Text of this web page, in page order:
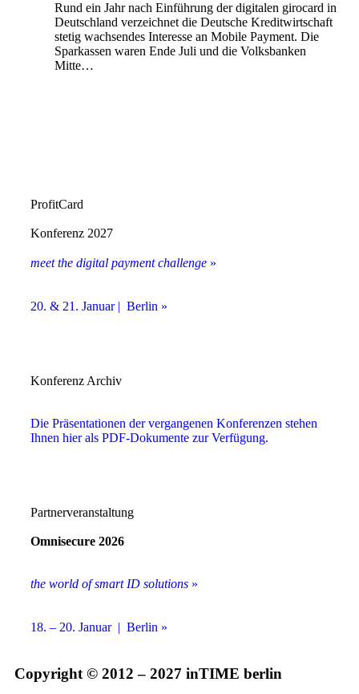
Rund ein Jahr nach Einführung der digitalen girocard in
Deutschland verzeichnet die Deutsche Kreditwirtschaft
stetig wachsendes Interesse an Mobile Payment. Die
Sparkassen waren Ende Juli und die Volksbanken
Mitte…
ProfitCard
Konferenz 2027
meet the digital payment challenge »
20. & 21. Januar | Berlin »
Konferenz Archiv
Die Präsentationen der vergangenen Konferenzen stehen
Ihnen hier als PDF-Dokumente zur Verfügung.
Partnerveranstaltung
Omnisecure 2026
the world of smart ID solutions »
18. – 20. Januar | Berlin »
Copyright © 2012 – 2027 inTIME berlin